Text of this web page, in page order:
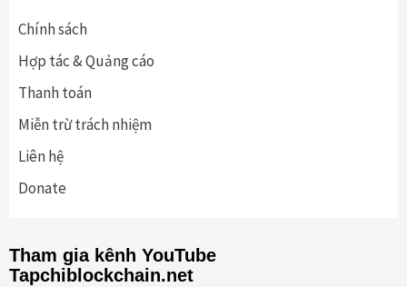
Chính sách
Hợp tác & Quảng cáo
Thanh toán
Miễn trừ trách nhiệm
Liên hệ
Donate
Tham gia kênh YouTube
Tapchiblockchain.net